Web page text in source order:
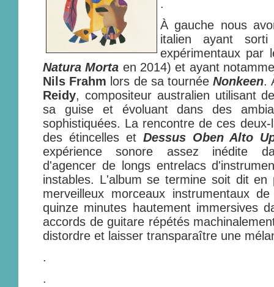
.
À gauche nous
italien ayant
expérimentaux par
Natura Morta en 2014) et ayant
Nils Frahm lors de sa tournéeNonkeen.
Reidy, compositeur australien utilisant
sa guise et évoluant dans des
sophistiquées. La rencontre de ces
des étincelles et Dessus Oben Alto
expérience sonore assez inédite
d'agencer de longs entrelacs
instables. L'album se termine soit dit
merveilleux morceaux instrumentaux
quinze minutes hautement immersives
accords de guitare répétés
distordre et laisser transparaître une
.
.